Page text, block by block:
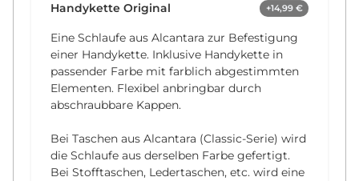
Handykette Original +14,99 €
Eine Schlaufe aus Alcantara zur Befestigung
einer Handykette. Inklusive Handykette in
passender Farbe mit farblich abgestimmten
Elementen. Flexibel anbringbar durch
abschraubbare Kappen.
Bei Taschen aus Alcantara (Classic-Serie) wird
die Schlaufe aus derselben Farbe gefertigt.
Bei Stofftaschen, Ledertaschen, etc. wird eine